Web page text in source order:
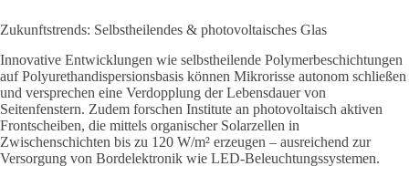
Zukunftstrends: Selbstheilendes & photovoltaisches Glas
Innovative Entwicklungen wie selbstheilende Polymerbeschichtungen
auf Polyurethandispersionsbasis können Mikrorisse autonom schließen
und versprechen eine Verdopplung der Lebensdauer von
Seitenfenstern. Zudem forschen Institute an photovoltaisch aktiven
Frontscheiben, die mittels organischer Solarzellen in
Zwischenschichten bis zu 120 W/m² erzeugen – ausreichend zur
Versorgung von Bordelektronik wie LED-Beleuchtungssystemen.